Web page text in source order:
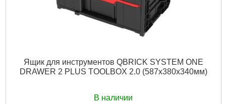
Ящик для инструментов QBRICK SYSTEM ONE
DRAWER 2 PLUS TOOLBOX 2.0 (587x380x340мм)
В наличии